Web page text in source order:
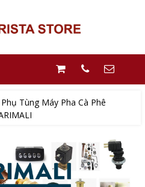
Phụ Tùng Máy Pha Cà Phê